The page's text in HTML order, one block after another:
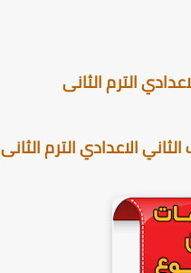
الترم الثانى
الاعدادي الترم الثانى